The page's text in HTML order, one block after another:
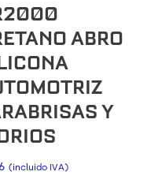
ABRO
Y
(incluido IVA)